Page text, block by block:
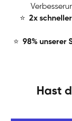
⭐ 2x
⭐ 98% unserer
Hast